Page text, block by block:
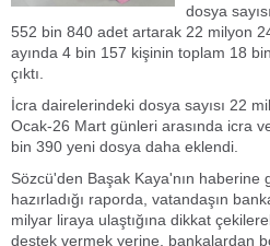
dosya
552 bin 840 adet artarak 22 milyon
ayında 4 bin 157 kişinin toplam 18
çıktı.
İcra dairelerindeki dosya sayısı 22
Ocak-26 Mart günleri arasında icra
bin 390 yeni dosya daha eklendi.
Sözcü'den Başak Kaya'nın haberine
hazırladığı raporda, vatandaşın
milyar liraya ulaştığına dikkat
destek vermek yerine, bankalardan